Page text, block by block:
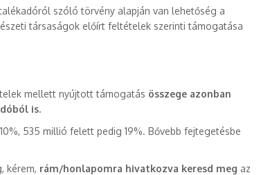
szóló törvény alapján van lehetőség a
társaságok előírt feltételek szerinti támogatása
mellett nyújtott támogatás összege azonban
is.
535 millió felett pedig 19%. Bővebb fejtegetésbe
kérem, rám/honlapomra hivatkozva keresd meg az